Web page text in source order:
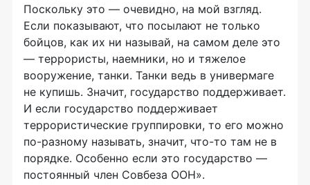
Поскольку это — очевидно, на мой взгляд.
Если показывают, что посылают не только
бойцов, как их ни называй, на самом деле это
— террористы, наемники, но и тяжелое
вооружение, танки. Танки ведь в универмаге
не купишь. Значит, государство поддерживает.
И если государство поддерживает
террористические группировки, то его можно
по-разному называть, значит, что-то там не в
порядке. Особенно если это государство —
постоянный член Совбеза ООН».